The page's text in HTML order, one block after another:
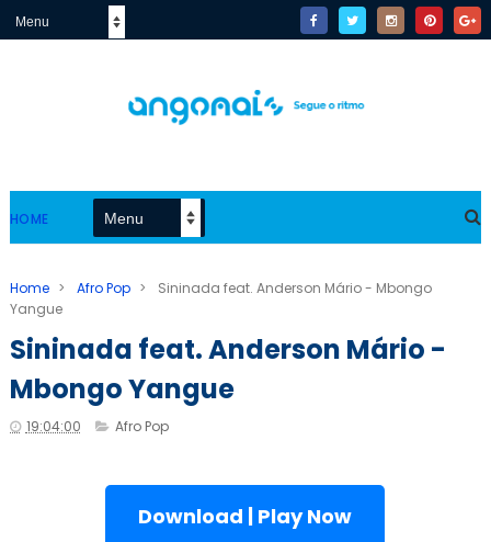
HOME
Home > Afro Pop >
Sininada feat. Anderson Mário - Mbongo
Yangue
Sininada feat. Anderson Mário -
Mbongo Yangue
19:04:00 Afro Pop
Download | Play Now